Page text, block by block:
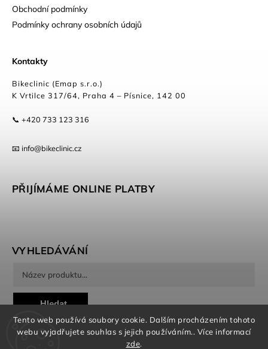
Tento web používá soubory cookie. Dalším procházením tohoto
webu vyjadřujete souhlas s jejich používáním.. Více informací
zde.
Obchodní podmínky
Podmínky ochrany osobních údajů
Kontakty
Bikeclinic (Emap s.r.o.)
K Vrtilce 317/64, Praha 4 – Písnice, 142 00
📞 +420 733 123 316
📧 info@bikeclinic.cz
PŘIJÍMÁME ONLINE PLATBY
VYHLEDÁVÁNÍ
Hledat